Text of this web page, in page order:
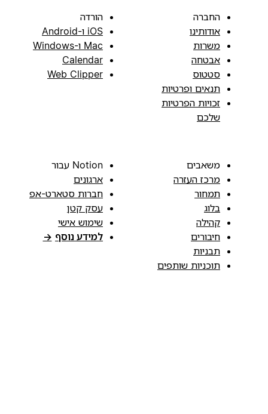
החברה
אודותינו
משרות
אבטחה
סטטוס
תנאים ופרטיות
זכויות הפרטיות
שלכם
הורדה
iOS ו-Android
Mac ו-Windows
Calendar
Web Clipper
משאבים
מרכז העזרה
תמחור
בלוג
קהילה
חיבורים
תבניות
תוכניות שותפים
Notion עבור
ארגונים
חברות סטארט-אפ
עסק קטן
שימוש אישי
למידע נוסף →